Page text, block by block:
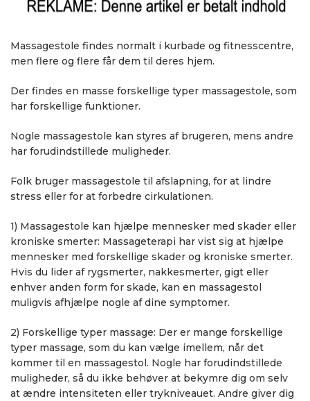
Massagestole findes normalt i kurbade og fitnesscentre,
men flere og flere får dem til deres hjem.
Der findes en masse forskellige typer massagestole, som
har forskellige funktioner.
Nogle massagestole kan styres af brugeren, mens andre
har forudindstillede muligheder.
Folk bruger massagestole til afslapning, for at lindre
stress eller for at forbedre cirkulationen.
1) Massagestole kan hjælpe mennesker med skader eller
kroniske smerter: Massageterapi har vist sig at hjælpe
mennesker med forskellige skader og kroniske smerter.
Hvis du lider af rygsmerter, nakkesmerter, gigt eller
enhver anden form for skade, kan en massagestol
muligvis afhjælpe nogle af dine symptomer.
2) Forskellige typer massage: Der er mange forskellige
typer massage, som du kan vælge imellem, når det
kommer til en massagestol. Nogle har forudindstillede
muligheder, så du ikke behøver at bekymre dig om selv
at ændre intensiteten eller trykniveauet. Andre giver dig